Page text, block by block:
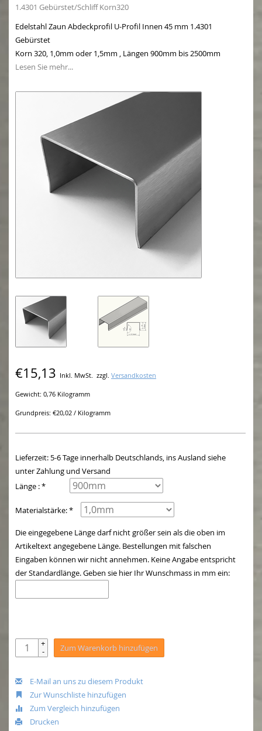
1.4301 Gebürstet/Schliff Korn320
Edelstahl Zaun Abdeckprofil U-Profil Innen 45 mm 1.4301
Gebürstet
Korn 320, 1,0mm oder 1,5mm , Längen 900mm bis 2500mm
Lesen Sie mehr...
€15,13 Inkl. MwSt. zzgl. Versandkosten
Gewicht: 0,76 Kilogramm
Grundpreis: €20,02 / Kilogramm
Lieferzeit: 5-6 Tage innerhalb Deutschlands, ins Ausland siehe
unter Zahlung und Versand
Länge : *
Materialstärke: *
Die eingegebene Länge darf nicht größer sein als die oben im
Artikeltext angegebene Länge. Bestellungen mit falschen
Eingaben können wir nicht annehmen. Keine Angabe entspricht
der Standardlänge. Geben sie hier Ihr Wunschmass in mm ein:
+
- Zum Warenkorb hinzufügen
E-Mail an uns zu diesem Produkt
Zur Wunschliste hinzufügen
Zum Vergleich hinzufügen
Drucken